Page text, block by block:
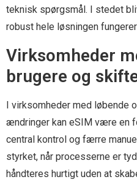
teknisk spørgsmål. I stedet
robust hele løsningen
Virksomheder
brugere og
I virksomheder med løbende
ændringer kan eSIM være en
central kontrol og færre
styrket, når processerne er
håndteres hurtigt uden at